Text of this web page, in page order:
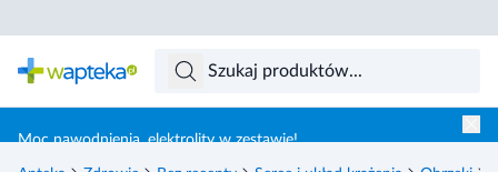
Moc nawodnienia, elektrolity w zestawie!